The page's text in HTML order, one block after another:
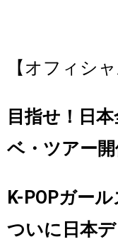
【オフィシ
目指せ！日本
ベ・ツアー開
K-POPガー
ついに日本デ